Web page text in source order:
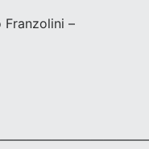
Franzolini –